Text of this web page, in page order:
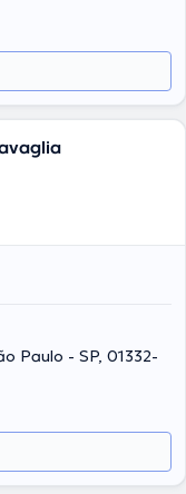
Paulo - SP, 01332-